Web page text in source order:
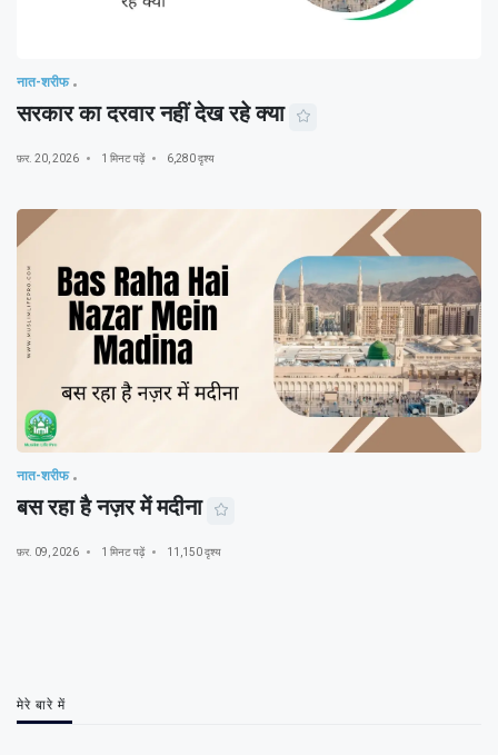
नात-शरीफ
सरकार का दरवार नहीं देख रहे क्या
फ़र. 20, 2026 1 मिनट पढ़ें 6,280 दृश्य
नात-शरीफ
बस रहा है नज़र में मदीना
फ़र. 09, 2026 1 मिनट पढ़ें 11,150 दृश्य
मेरे बारे में